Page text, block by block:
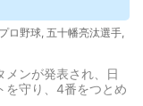
プロ野球, 五十幡亮汰選手,
メンが発表され、日
を守り、4番をつとめ